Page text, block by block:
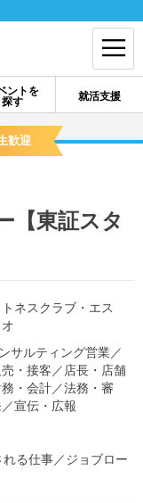
ントを
探す
就活支援
グイン
ードを忘れた方はこちら
立ち記事・相談室など
歓迎
【東証スタ
ネスクラブ・エス
サルティング営業／
売・接客 ／ 店長・店舗
・会計／法務・審
／宣伝・広報
れる仕事／ジョブロー